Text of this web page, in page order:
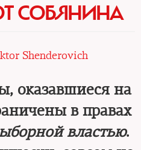
СОБЯНИНА
Shenderovich
оказавшиеся на
в правах
властью.